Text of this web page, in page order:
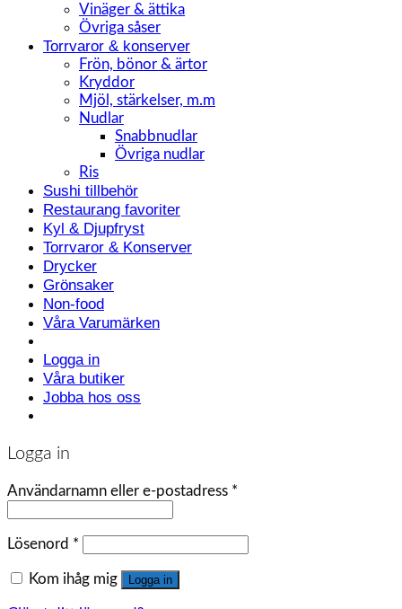
Vinäger & ättika
Övriga såser
Torrvaror & konserver
Frön, bönor & ärtor
Kryddor
Mjöl, stärkelser, m.m
Nudlar
Snabbnudlar
Övriga nudlar
Ris
Sushi tillbehör
Restaurang favoriter
Kyl & Djupfryst
Torrvaror & Konserver
Drycker
Grönsaker
Non-food
Våra Varumärken
Logga in
Våra butiker
Jobba hos oss
Logga in
Användarnamn eller e-postadress *
Lösenord *
Kom ihåg mig Logga in